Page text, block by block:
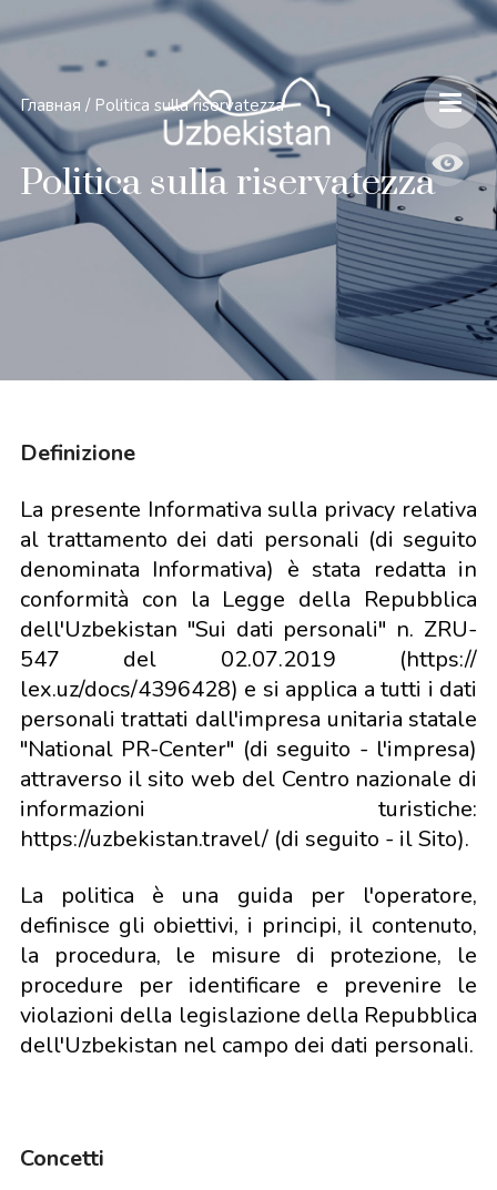
Главная / Politica sulla riservatezza
Politica sulla riservatezza
Definizione
La presente Informativa sulla privacy relativa
al trattamento dei dati personali (di seguito
denominata Informativa) è stata redatta in
conformità con la Legge della Repubblica
dell'Uzbekistan "Sui dati personali" n. ZRU-
547 del 02.07.2019 (https://
lex.uz/docs/4396428) e si applica a tutti i dati
personali trattati dall'impresa unitaria statale
"National PR-Center" (di seguito - l'impresa)
attraverso il sito web del Centro nazionale di
informazioni turistiche:
https://uzbekistan.travel/ (di seguito - il Sito).
La politica è una guida per l'operatore,
definisce gli obiettivi, i principi, il contenuto,
la procedura, le misure di protezione, le
procedure per identificare e prevenire le
violazioni della legislazione della Repubblica
dell'Uzbekistan nel campo dei dati personali.
Concetti